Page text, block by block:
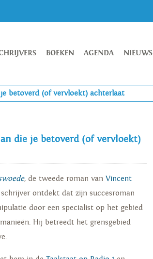
BOEKEN AGENDA NIEUWS
betoverd (of vervloekt) achterlaat
die je betoverd (of vervloekt)
, de tweede roman van Vincent
ontdekt dat zijn succesroman
door een specialist op het gebied
Hij betreedt het grensgebied